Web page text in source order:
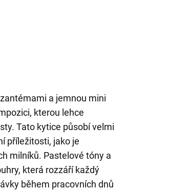
a jemnou mini
kterou lehce
Tato kytice působí velmi
příležitosti, jako je
milníků. Pastelové tóny a
která rozzáří každý
během pracovních dnů